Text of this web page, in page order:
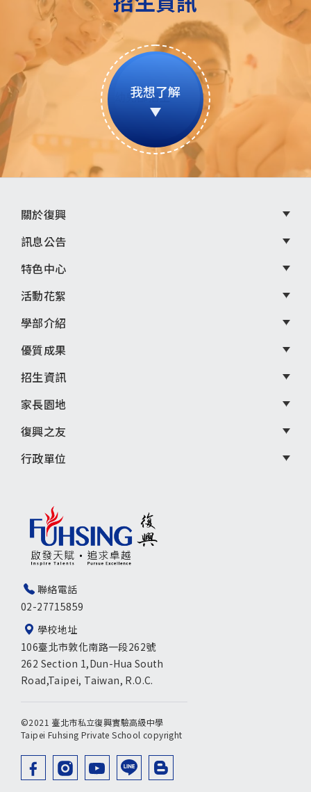
我想了解
聯絡電話
02-27715859
學校地址
106臺北市敦化南路一段262號
262 Section 1,Dun-Hua South
Road,Taipei, Taiwan, R.O.C.
©2021 臺北市私立復興實驗高級中學
Taipei Fuhsing Private School copyright
頁
尾
選
單
關於復興
訊息公告
特色中心
活動花絮
學部介紹
優質成果
招生資訊
家長園地
復興之友
行政單位